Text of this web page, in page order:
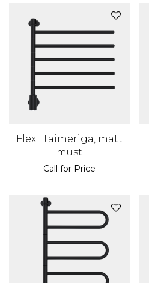
Flex I taimeriga, matt
must
Call for Price